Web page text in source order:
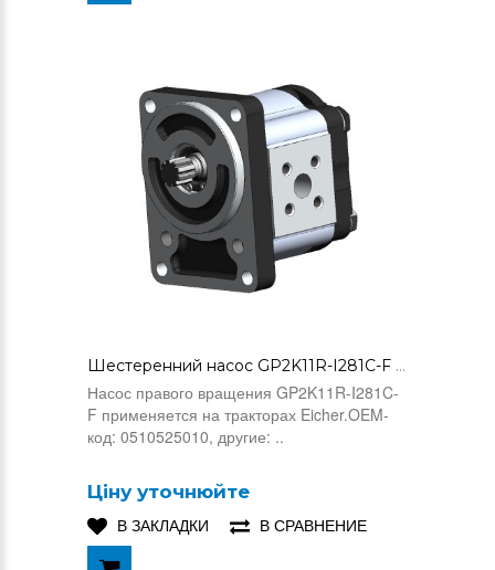
Шестеренний насос GP2K11R-I281C-F (0510525010)
Насос правого вращения GP2K11R-I281C-
F применяется на тракторах Eicher.OEM-
код: 0510525010, другие: ..
Ціну уточнюйте
В ЗАКЛАДКИ
В СРАВНЕНИЕ